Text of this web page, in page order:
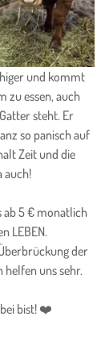
und kommt
zu essen, auch
steht. Er
so panisch auf
Zeit und die
auch!
ab 5 € monatlich
LEBEN.
der
uns sehr.
bist! ❤️